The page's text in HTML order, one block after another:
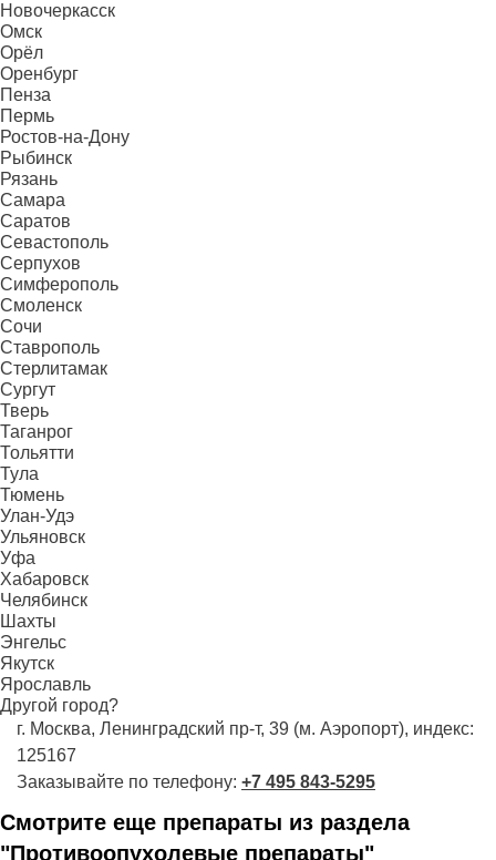
Новочеркасск
Омск
Орёл
Оренбург
Пенза
Пермь
Ростов-на-Дону
Рыбинск
Рязань
Самара
Саратов
Севастополь
Серпухов
Симферополь
Смоленск
Сочи
Ставрополь
Стерлитамак
Сургут
Тверь
Таганрог
Тольятти
Тула
Тюмень
Улан-Удэ
Ульяновск
Уфа
Хабаровск
Челябинск
Шахты
Энгельс
Якутск
Ярославль
Другой город?
г. Москва, Ленинградский пр-т, 39 (м. Аэропорт), индекс:
125167
Заказывайте по телефону: +7 495 843-5295
Смотрите еще препараты из раздела
"Противоопухолевые препараты"